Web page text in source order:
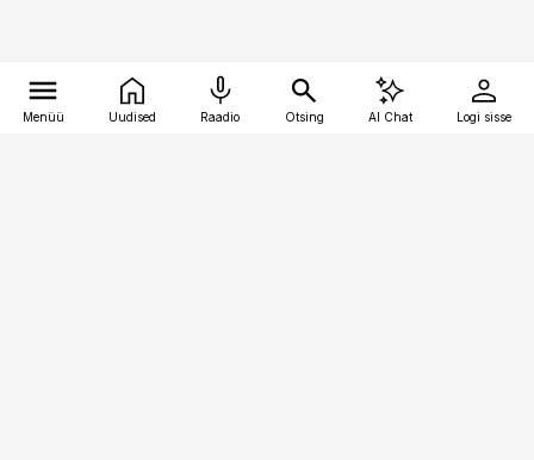
Menüü Uudised Raadio Otsing AI Chat Logi sisse